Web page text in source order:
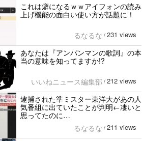
これは癖になるｗｗアイフォンの読み
上げ機能の面白い使い方が話題に！
るなるな / 231 views
あなたは『アンパンマンの歌詞』の本
当の意味を知ってますか!?
いいねニュース編集部 / 212 views
逮捕された準ミスター東洋大があの人
気番組に出ていたことが判明←凄いと
思ってたのに…
るなるな / 211 views